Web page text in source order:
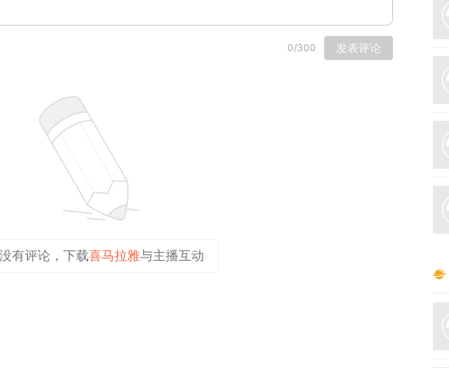
0/300 发表评论
有评论，下载喜马拉雅与主播互动